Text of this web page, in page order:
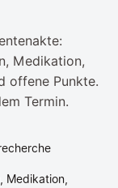
Medikation,
offene Punkte.
Termin.
Medikation,